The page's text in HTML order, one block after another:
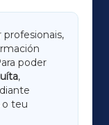
poder
,
o teu